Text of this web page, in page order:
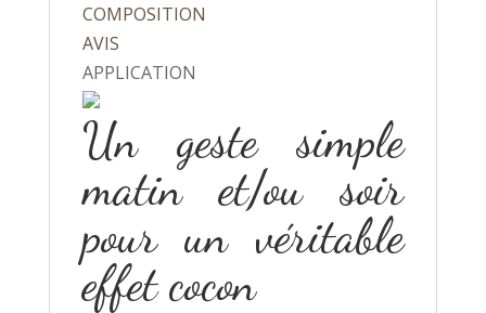
COMPOSITION
AVIS
APPLICATION
Un geste simple
matin et/ou soir
pour un véritable
effet cocon